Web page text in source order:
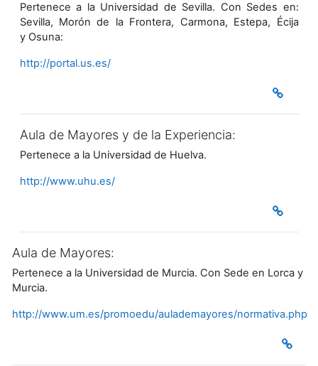
Pertenece a la Universidad de Sevilla. Con Sedes en:
Sevilla, Morón de la Frontera, Carmona, Estepa, Écija
y Osuna:
http://portal.us.es/
Aula de Mayores y de la Experiencia:
Pertenece a la Universidad de Huelva.
http://www.uhu.es/
Aula de Mayores:
Pertenece a la Universidad de Murcia. Con Sede en Lorca y
Murcia.
http://www.um.es/promoedu/aulademayores/normativa.php